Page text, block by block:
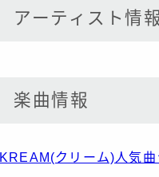
アーティスト情報
楽曲情報
KREAM(クリーム)人気